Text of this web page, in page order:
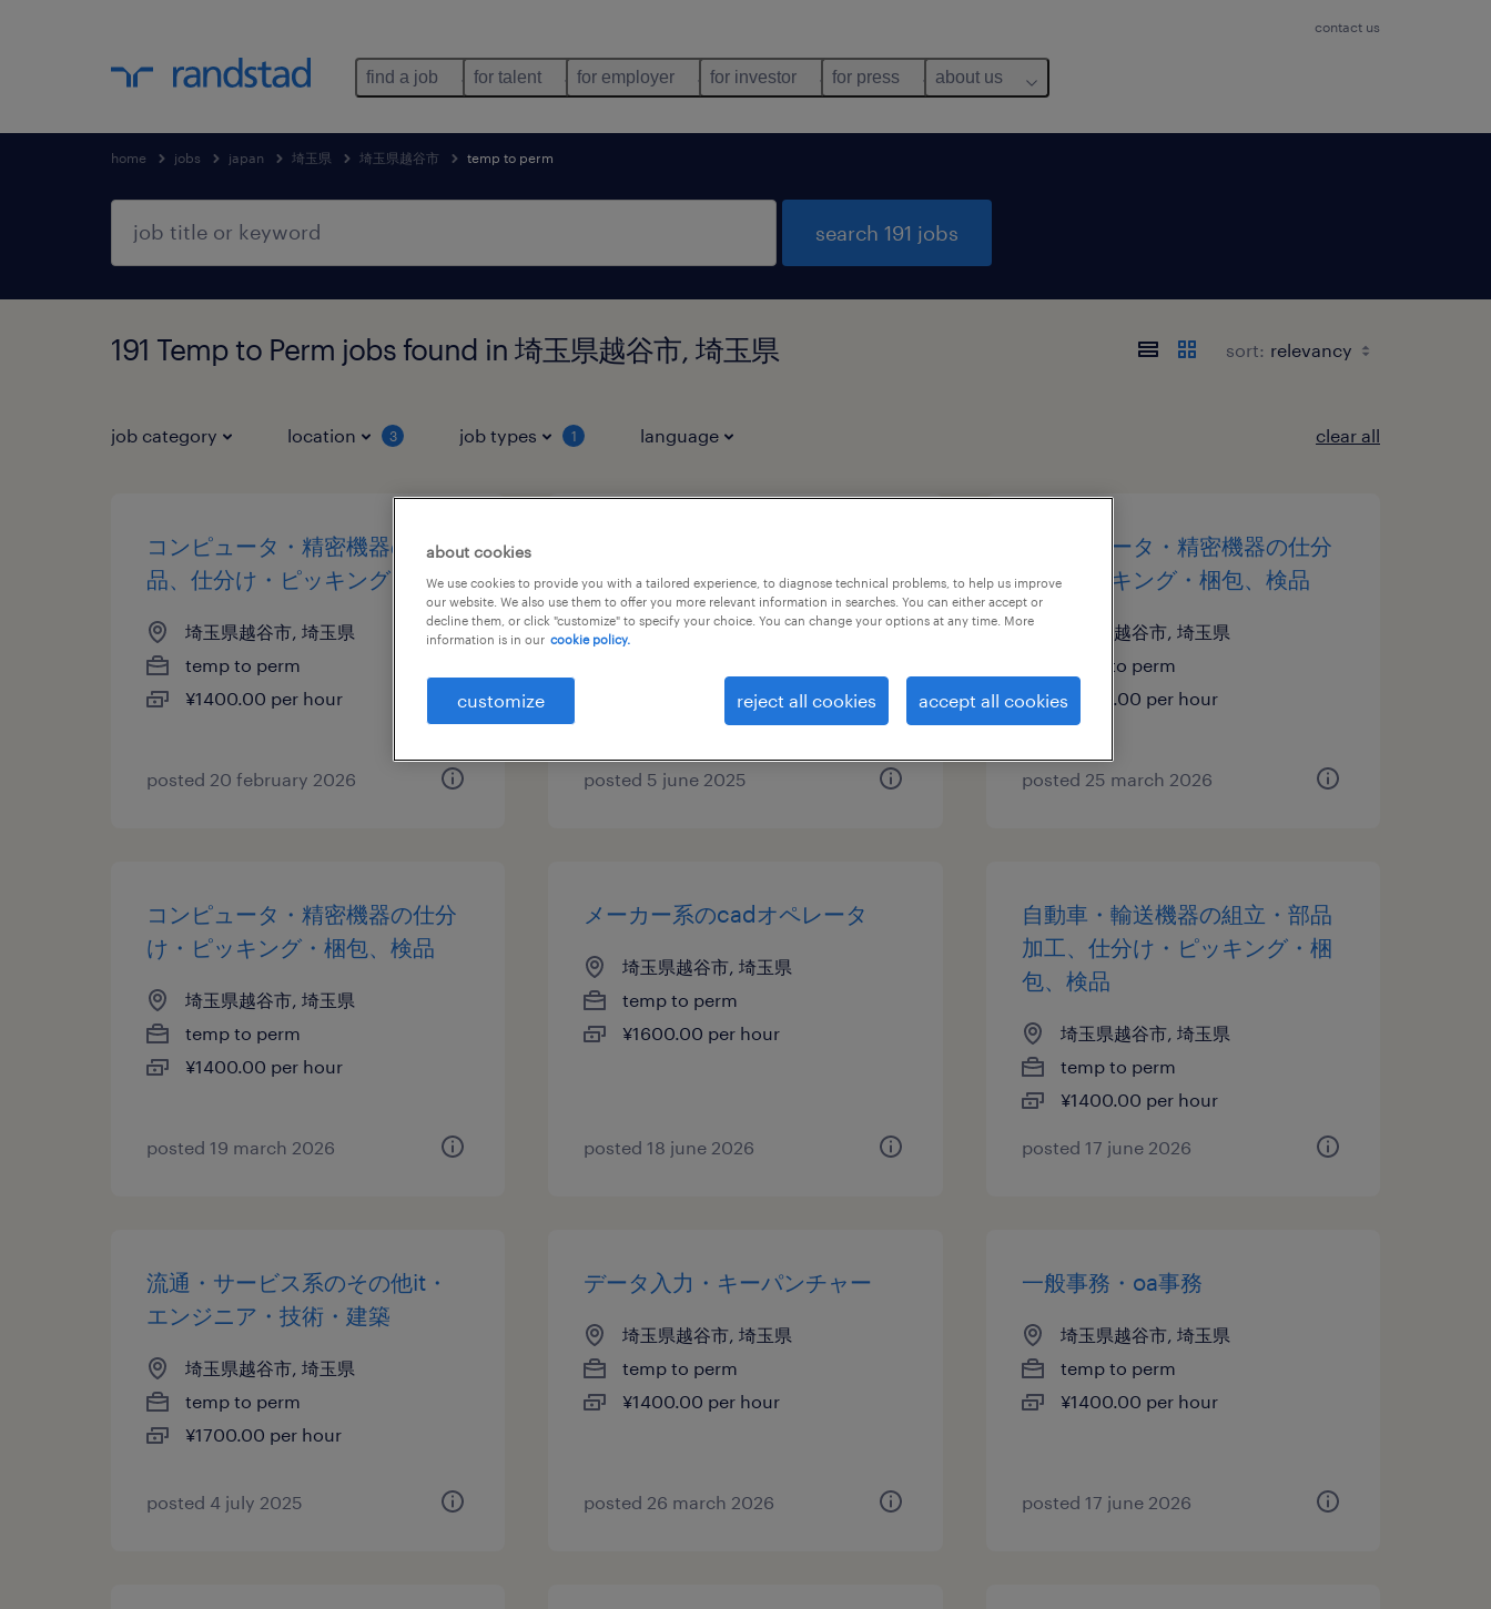
contact us
find a job for talent for employer for investor for press about us
home jobs japan 埼玉県 埼玉県越谷市 temp to perm
search 191 jobs
191 Temp to Perm jobs found in 埼玉県越谷市, 埼玉県 sort:
job category location 3 job types 1 language clear all
コンピュータ・精密機器の検
品、仕分け・ピッキング・梱包
埼玉県越谷市, 埼玉県
temp to perm
¥1400.00 per hour
posted 20 february 2026
キング・梱包、検品、その他
（倉庫・軽作業）
temp to perm
¥1400.00 per hour
posted 5 june 2025
コンピュータ・精密機器の仕分
け・ピッキング・梱包、検品
埼玉県越谷市, 埼玉県
temp to perm
¥1400.00 per hour
posted 25 march 2026
コンピュータ・精密機器の仕分
け・ピッキング・梱包、検品
埼玉県越谷市, 埼玉県
temp to perm
¥1400.00 per hour
posted 19 march 2026
メーカー系のcadオペレータ
埼玉県越谷市, 埼玉県
temp to perm
¥1600.00 per hour
posted 18 june 2026
自動車・輸送機器の組立・部品
加工、仕分け・ピッキング・梱
包、検品
埼玉県越谷市, 埼玉県
temp to perm
¥1400.00 per hour
posted 17 june 2026
流通・サービス系のその他it・
エンジニア・技術・建築
埼玉県越谷市, 埼玉県
temp to perm
¥1700.00 per hour
posted 4 july 2025
データ入力・キーパンチャー
埼玉県越谷市, 埼玉県
temp to perm
¥1400.00 per hour
posted 26 march 2026
一般事務・oa事務
埼玉県越谷市, 埼玉県
temp to perm
¥1400.00 per hour
posted 17 june 2026
about cookies
We use cookies to provide you with a tailored experience, to diagnose technical problems, to help us improve
our website. We also use them to offer you more relevant information in searches. You can either accept or
decline them, or click "customize" to specify your choice. You can change your options at any time. More
information is in our cookie policy.
customize reject all cookies accept all cookies